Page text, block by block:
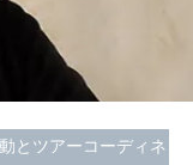
とツアーコーディネ